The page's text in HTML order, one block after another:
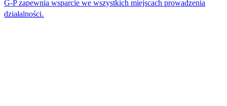
G-P zapewnia wsparcie we wszystkich miejscach prowadzenia
działalności.​​